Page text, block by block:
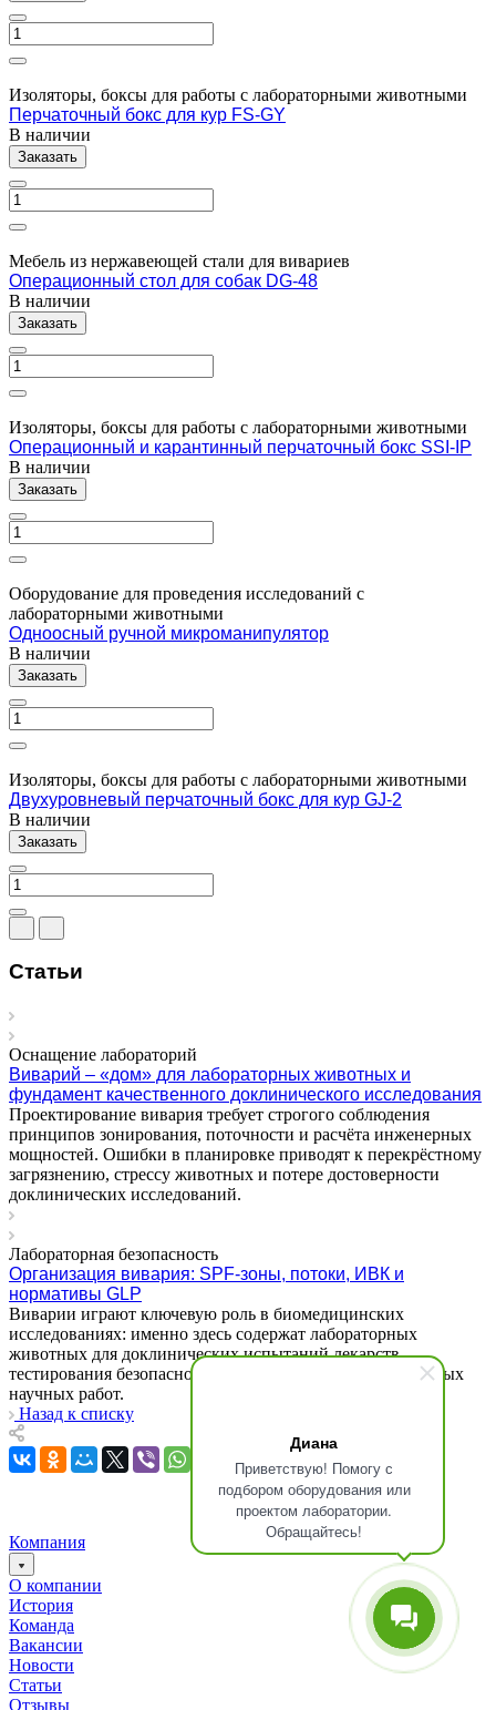
Диана
Приветствую! Помогу с
подбором оборудования или
проектом лаборатории.
Обращайтесь!
Изоляторы, боксы для работы с лабораторными животными
Перчаточный бокс для кур FS-GY
В наличии
Заказать
Мебель из нержавеющей стали для вивариев
Операционный стол для собак DG-48
В наличии
Заказать
Изоляторы, боксы для работы с лабораторными животными
Операционный и карантинный перчаточный бокс SSI-IP
В наличии
Заказать
Оборудование для проведения исследований с
лабораторными животными
Одноосный ручной микроманипулятор
В наличии
Заказать
Изоляторы, боксы для работы с лабораторными животными
Двухуровневый перчаточный бокс для кур GJ-2
В наличии
Заказать
Статьи
Оснащение лабораторий
Виварий – «дом» для лабораторных животных и
фундамент качественного доклинического исследования
Проектирование вивария требует строгого соблюдения
принципов зонирования, поточности и расчёта инженерных
мощностей. Ошибки в планировке приводят к перекрёстному
загрязнению, стрессу животных и потере достоверности
доклинических исследований.
Лабораторная безопасность
Организация вивария: SPF-зоны, потоки, ИВК и
нормативы GLP
Виварии играют ключевую роль в биомедицинских
исследованиях: именно здесь содержат лабораторных
животных для доклинических испытаний лекарств,
тестирования безопасности продукции и фундаментальных
научных работ.
Назад к списку
Компания
О компании
История
Команда
Вакансии
Новости
Статьи
Отзывы